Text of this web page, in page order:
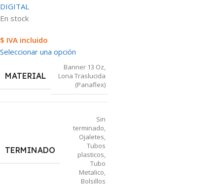
DIGITAL
En stock
$ IVA incluido
Seleccionar una opción
MATERIAL
Banner 13 Oz,
Lona Traslucida
(Panaflex)
TERMINADO
Sin
terminado,
Ojaletes,
Tubos
plasticos,
Tubo
Metalico,
Bolsillos